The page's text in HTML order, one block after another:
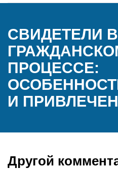
СВИДЕТЕЛИ В
ПРОЦЕССЕ:
И
Другой